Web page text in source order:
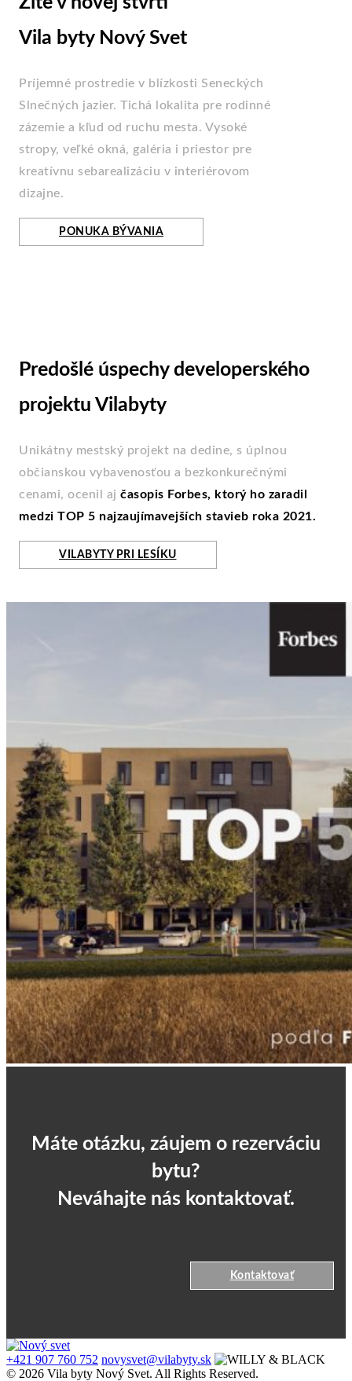
Vila byty Nový Svet
Príjemné prostredie v blízkosti Seneckých
Slnečných jazier. Tichá lokalita pre rodinné
zázemie a kľud od ruchu mesta. Vysoké
stropy, veľké okná, galéria i priestor pre
kreatívnu sebarealizáciu v interiérovom
dizajne.
PONUKA BÝVANIA
Predošlé úspechy developerského
projektu Vilabyty
Unikátny mestský projekt na dedine, s úplnou
občianskou vybavenosťou a bezkonkurečnými
cenami, ocenil aj časopis Forbes, ktorý ho zaradil
medzi TOP 5 najzaujímavejších stavieb roka 2021.
VILABYTY PRI LESÍKU
Máte otázku, záujem o rezerváciu
bytu?
Neváhajte nás kontaktovať.
Kontaktovať
+421 907 760 752 novysvet@vilabyty.sk
© 2026 Vila byty Nový Svet. All Rights Reserved.